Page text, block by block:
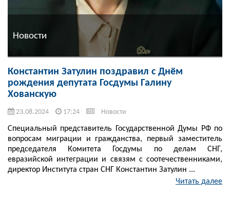
Новости
Константин Затулин поздравил с Днём
рождения депутата Госдумы Галину
Хованскую
23.08.2024 17:24 Новости
Специальный представитель Государственной Думы РФ по
вопросам миграции и гражданства, первый заместитель
председателя Комитета Госдумы по делам СНГ,
евразийской интеграции и связям с соотечественниками,
директор Института стран СНГ Константин Затулин ...
Читать далее